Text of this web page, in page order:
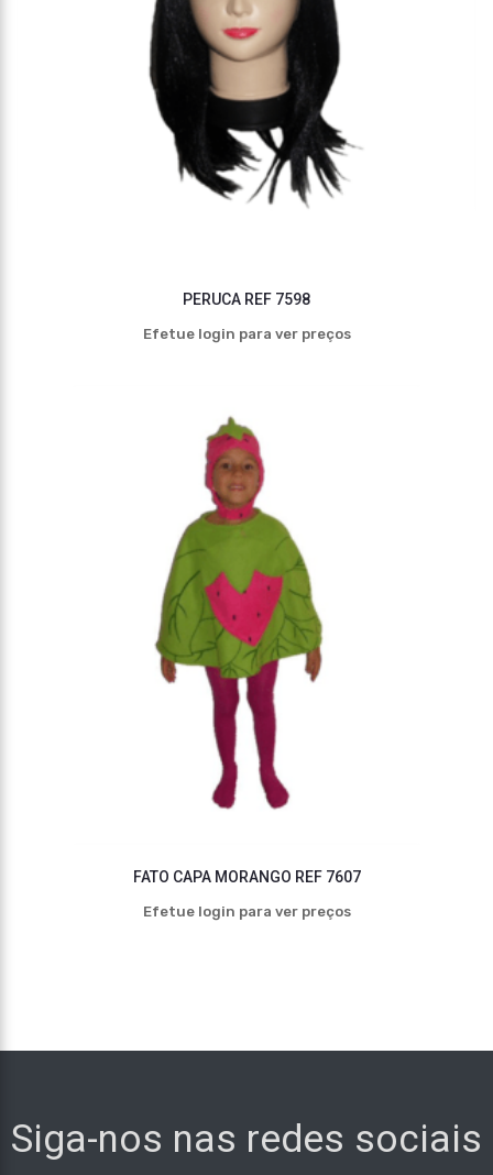
PERUCA REF 7598
Efetue login para ver preços
FATO CAPA MORANGO REF 7607
Efetue login para ver preços
Siga-nos nas redes sociais